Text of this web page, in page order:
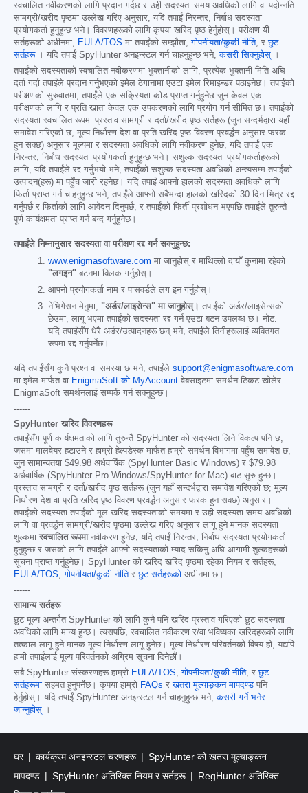
स्वचालित नवीकरणको लागि प्रदान गर्दछ र उही सदस्यता समय अवधिको लागि वा पदोन्नति
सामग्री/खरीद पृष्ठमा उल्लेख गरिए अनुसार, यदि तपाईं निरन्तर, निर्बाध सदस्यता
प्रयोगकर्ता हुनुहुन्छ भने। विवरणहरूको लागि कृपया खरिद पृष्ठ हेर्नुहोस्। परीक्षण यी
सर्तहरूको अधीनमा, EULA/TOS मा तपाईंको सम्झौता,गोपनीयता/कुकी नीति, रछुट
सर्तहरू। यदि तपाईं SpyHunter अनइन्स्टल गर्न चाहनुहुन्छ भने,कसरी सिक्नुहोस् ।
तपाईंको सदस्यताको स्वचालित नवीकरणमा भुक्तानीको लागि, प्रत्येक भुक्तानी मिति अघि
दर्ता गर्दा तपाईंले प्रदान गर्नुभएको इमेल ठेगानामा एउटा इमेल रिमाइन्डर पठाइनेछ। तपाईंको
परीक्षणको सुरुवातमा, तपाईंले एक सक्रियता कोड प्राप्त गर्नुहुनेछ जुन केवल एक
परीक्षणको लागि र प्रति खाता केवल एक उपकरणको लागि प्रयोग गर्न सीमित छ। तपाईंको
सदस्यता स्वचालित रूपमा प्रस्ताव सामग्री र दर्ता/खरीद पृष्ठ सर्तहरू (जुन सन्दर्भद्वारा यहाँ
समावेश गरिएको छ; मूल्य निर्धारण देश वा प्रति खरिद पृष्ठ विवरण प्रवर्द्धन अनुसार फरक
हुन सक्छ) अनुसार मूल्यमा र सदस्यता अवधिको लागि नवीकरण हुनेछ, यदि तपाईं एक
निरन्तर, निर्बाध सदस्यता प्रयोगकर्ता हुनुहुन्छ भने। सशुल्क सदस्यता प्रयोगकर्ताहरूको
लागि, यदि तपाईंले रद्द गर्नुभयो भने, तपाईंको सशुल्क सदस्यता अवधिको अन्त्यसम्म तपाईंको
उत्पादन(हरू) मा पहुँच जारी रहनेछ। यदि तपाईं आफ्नो हालको सदस्यता अवधिको लागि
फिर्ता प्राप्त गर्न चाहनुहुन्छ भने, तपाईंले आफ्नो सबैभन्दा हालको खरिदको 30 दिन भित्र रद्द
गर्नुपर्छ र फिर्ताको लागि आवेदन दिनुपर्छ, र तपाईंको फिर्ती प्रशोधन भएपछि तपाईंले तुरुन्तै
पूर्ण कार्यक्षमता प्राप्त गर्न बन्द गर्नुहुनेछ।
तपाईंले निम्नानुसार सदस्यता वा परीक्षण रद्द गर्न सक्नुहुन्छ:
www.enigmasoftware.com मा जानुहोस् र माथिल्लो दायाँ कुनामा रहेको
"लगइन" बटनमा क्लिक गर्नुहोस्।
आफ्नो प्रयोगकर्ता नाम र पासवर्डले लग इन गर्नुहोस्।
नेभिगेसन मेनुमा, "अर्डर/लाइसेन्स" मा जानुहोस्। तपाईंको अर्डर/लाइसेन्सको
छेउमा, लागू भएमा तपाईंको सदस्यता रद्द गर्न एउटा बटन उपलब्ध छ। नोट:
यदि तपाईंसँग धेरै अर्डर/उत्पादनहरू छन् भने, तपाईंले तिनीहरूलाई व्यक्तिगत
रूपमा रद्द गर्नुपर्नेछ।
यदि तपाईंसँग कुनै प्रश्न वा समस्या छ भने, तपाईंले support@enigmasoftware.com
मा इमेल मार्फत वा EnigmaSoft को MyAccount वेबसाइटमा समर्थन टिकट खोलेर
EnigmaSoft समर्थनलाई सम्पर्क गर्न सक्नुहुन्छ।
------
SpyHunter खरिद विवरणहरू
तपाईंसँग पूर्ण कार्यक्षमताको लागि तुरुन्तै SpyHunter को सदस्यता लिने विकल्प पनि छ,
जसमा मालवेयर हटाउने र हाम्रो हेल्पडेस्क मार्फत हाम्रो समर्थन विभागमा पहुँच समावेश छ,
जुन सामान्यतया $49.98 अर्धवार्षिक (SpyHunter Basic Windows) र $79.98
अर्धवार्षिक (SpyHunter Pro Windows/SpyHunter for Mac) बाट सुरु हुन्छ।
प्रस्ताव सामग्री र दर्ता/खरीद पृष्ठ सर्तहरू (जुन यहाँ सन्दर्भद्वारा समावेश गरिएको छ; मूल्य
निर्धारण देश वा प्रति खरिद पृष्ठ विवरण प्रवर्द्धन अनुसार फरक हुन सक्छ) अनुसार।
तपाईंको सदस्यता तपाईंको मूल खरिद सदस्यताको समयमा र उही सदस्यता समय अवधिको
लागि वा प्रवर्द्धन सामग्री/खरीद पृष्ठमा उल्लेख गरिए अनुसार लागू हुने मानक सदस्यता
शुल्कमा स्वचालित रूपमानवीकरण हुनेछ, यदि तपाईं निरन्तर, निर्बाध सदस्यता प्रयोगकर्ता
हुनुहुन्छ र जसको लागि तपाईंले आफ्नो सदस्यताको म्याद सकिनु अघि आगामी शुल्कहरूको
सूचना प्राप्त गर्नुहुनेछ। SpyHunter को खरिद खरिद पृष्ठमा रहेका नियम र सर्तहरू,
EULA/TOS,गोपनीयता/कुकी नीतिरछुट सर्तहरूको अधीनमा छ।
------
सामान्य सर्तहरू
छुट मूल्य अन्तर्गत SpyHunter को लागि कुनै पनि खरिद प्रस्ताव गरिएको छुट सदस्यता
अवधिको लागि मान्य हुन्छ। त्यसपछि, स्वचालित नवीकरण र/वा भविष्यका खरिदहरूको लागि
तत्काल लागू हुने मानक मूल्य निर्धारण लागू हुनेछ। मूल्य निर्धारण परिवर्तनको विषय हो, यद्यपि
हामी तपाईंलाई मूल्य परिवर्तनको अग्रिम सूचना दिनेछौं।
सबै SpyHunter संस्करणहरू हाम्रो EULA/TOS,गोपनीयता/कुकी नीति, रछुट
सर्तहरूमा सहमत हुनुपर्नेछ। कृपया हाम्रो FAQs रखतरा मूल्याङ्कन मापदण्ड पनि
हेर्नुहोस्। यदि तपाईं SpyHunter अनइन्स्टल गर्न चाहनुहुन्छ भने,कसरी गर्ने भनेर
जान्नुहोस् ।
घर कार्यक्रम अनइन्स्टल चरणहरू
SpyHunter को खतरा मूल्याङ्कन
मापदण्ड
SpyHunter अतिरिक्त नियम र सर्तहरू
RegHunter अतिरिक्त